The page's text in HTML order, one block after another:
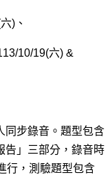
)、
10/19(六) &
同步錄音。題型包含
告」三部分，錄音時
行，測驗題型包含